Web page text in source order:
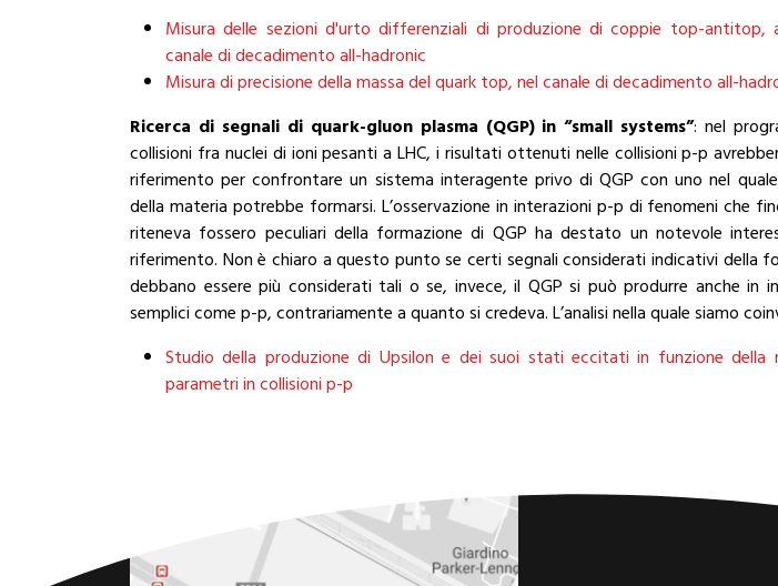
Misura delle sezioni d'urto differenziali di produzione di coppie top-antitop,
canale di decadimento all-hadronic
Misura di precisione della massa del quark top, nel canale di decadimento all-
Ricerca di segnali di quark-gluon plasma (QGP) in “small systems”: nel
collisioni fra nuclei di ioni pesanti a LHC, i risultati ottenuti nelle collisioni p-p
riferimento per confrontare un sistema interagente privo di QGP con uno nel
della materia potrebbe formarsi. L’osservazione in interazioni p-p di fenomeni che
riteneva fossero peculiari della formazione di QGP ha destato un notevole
riferimento. Non è chiaro a questo punto se certi segnali considerati indicativi della
debbano essere più considerati tali o se, invece, il QGP si può produrre anche in
semplici come p-p, contrariamente a quanto si credeva. L’analisi nella quale siamo
Studio della produzione di Upsilon e dei suoi stati eccitati in funzione
parametri in collisioni p-p